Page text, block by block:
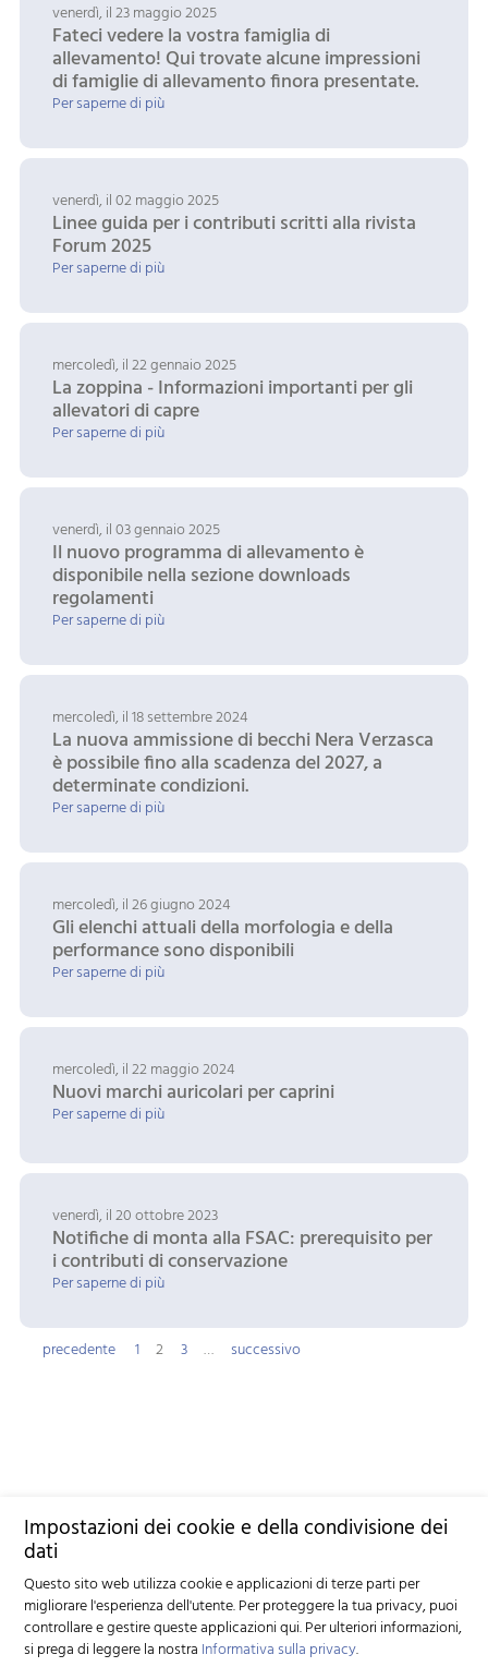
venerdì, il 23 maggio 2025
Fateci vedere la vostra famiglia di
allevamento! Qui trovate alcune impressioni
di famiglie di allevamento finora presentate.
Per saperne di più
venerdì, il 02 maggio 2025
Linee guida per i contributi scritti alla rivista
Forum 2025
Per saperne di più
mercoledì, il 22 gennaio 2025
La zoppina - Informazioni importanti per gli
allevatori di capre
Per saperne di più
venerdì, il 03 gennaio 2025
Il nuovo programma di allevamento è
disponibile nella sezione downloads
regolamenti
Per saperne di più
mercoledì, il 18 settembre 2024
La nuova ammissione di becchi Nera Verzasca
è possibile fino alla scadenza del 2027, a
determinate condizioni.
Per saperne di più
mercoledì, il 26 giugno 2024
Gli elenchi attuali della morfologia e della
performance sono disponibili
Per saperne di più
mercoledì, il 22 maggio 2024
Nuovi marchi auricolari per caprini
Per saperne di più
venerdì, il 20 ottobre 2023
Notifiche di monta alla FSAC: prerequisito per
i contributi di conservazione
Per saperne di più
precedente 1 2 3 … successivo
Impostazioni dei cookie e della condivisione dei
dati
Questo sito web utilizza cookie e applicazioni di terze parti per
migliorare l'esperienza dell'utente. Per proteggere la tua privacy, puoi
controllare e gestire queste applicazioni qui.Per ulteriori informazioni,
si prega di leggere la nostra Informativa sulla privacy.